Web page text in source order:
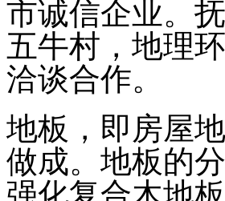
市诚信企业。
五牛村，地理
洽谈合作。
地板，即房屋
做成。地板的